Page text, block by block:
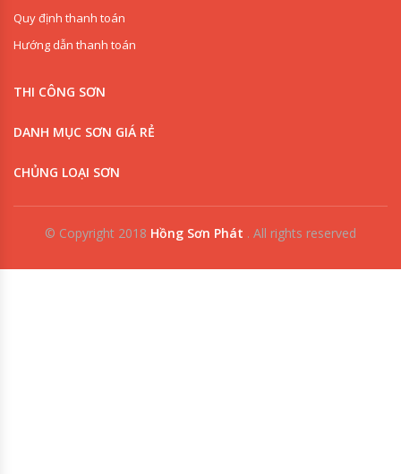
Quy định thanh toán
Hướng dẫn thanh toán
THI CÔNG SƠN
DANH MỤC SƠN GIÁ RẺ
CHỦNG LOẠI SƠN
© Copyright 2018 Hồng Sơn Phát . All rights reserved